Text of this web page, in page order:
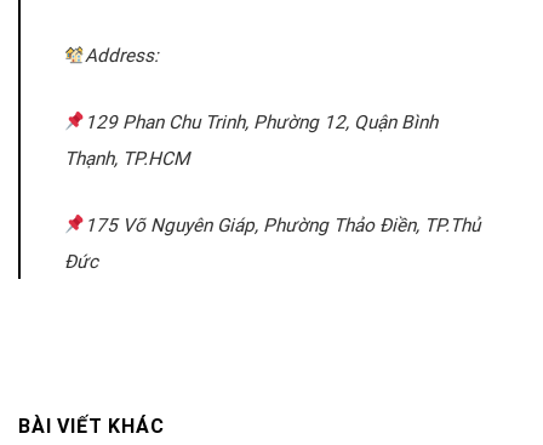
Address:
129 Phan Chu Trinh, Phường 12, Quận Bình
Thạnh, TP.HCM
175 Võ Nguyên Giáp, Phường Thảo Điền, TP.Thủ
Đức
BÀI VIẾT KHÁC